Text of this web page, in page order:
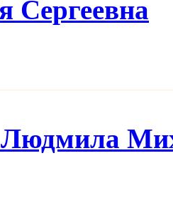
Сергеевна
Людмила